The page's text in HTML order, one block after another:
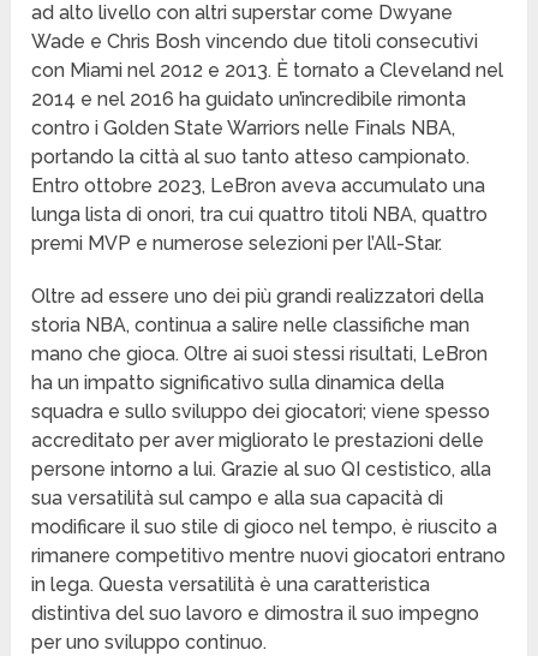
ad alto livello con altri superstar come Dwyane
Wade e Chris Bosh vincendo due titoli consecutivi
con Miami nel 2012 e 2013. È tornato a Cleveland nel
2014 e nel 2016 ha guidato un’incredibile rimonta
contro i Golden State Warriors nelle Finals NBA,
portando la città al suo tanto atteso campionato.
Entro ottobre 2023, LeBron aveva accumulato una
lunga lista di onori, tra cui quattro titoli NBA, quattro
premi MVP e numerose selezioni per l’All-Star.
Oltre ad essere uno dei più grandi realizzatori della
storia NBA, continua a salire nelle classifiche man
mano che gioca. Oltre ai suoi stessi risultati, LeBron
ha un impatto significativo sulla dinamica della
squadra e sullo sviluppo dei giocatori; viene spesso
accreditato per aver migliorato le prestazioni delle
persone intorno a lui. Grazie al suo QI cestistico, alla
sua versatilità sul campo e alla sua capacità di
modificare il suo stile di gioco nel tempo, è riuscito a
rimanere competitivo mentre nuovi giocatori entrano
in lega. Questa versatilità è una caratteristica
distintiva del suo lavoro e dimostra il suo impegno
per uno sviluppo continuo.